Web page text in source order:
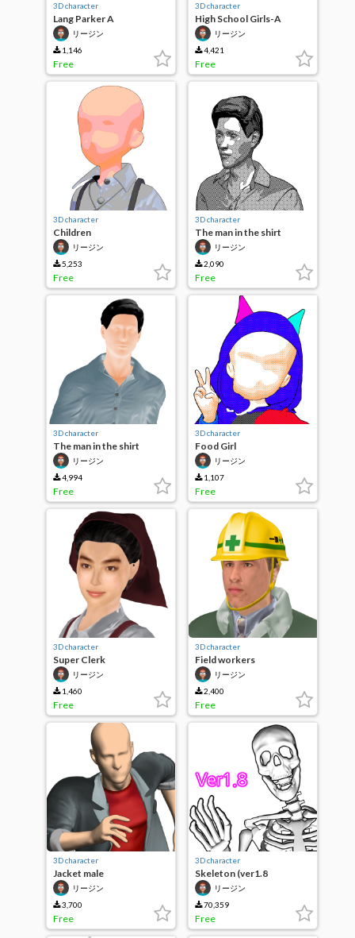
3D character
Lang Parker A
リージン
1,146
Free
3D character
High School Girls-A
リージン
4,421
Free
3D character
Children
リージン
5,253
Free
3D character
The man in the shirt
リージン
2,090
Free
3D character
The man in the shirt
リージン
4,994
Free
3D character
Food Girl
リージン
1,107
Free
3D character
Super Clerk
リージン
1,460
Free
3D character
Field workers
リージン
2,400
Free
3D character
Jacket male
リージン
3,700
Free
3D character
Skeleton (ver1.8
correspondence)
リージン
70,359
Free